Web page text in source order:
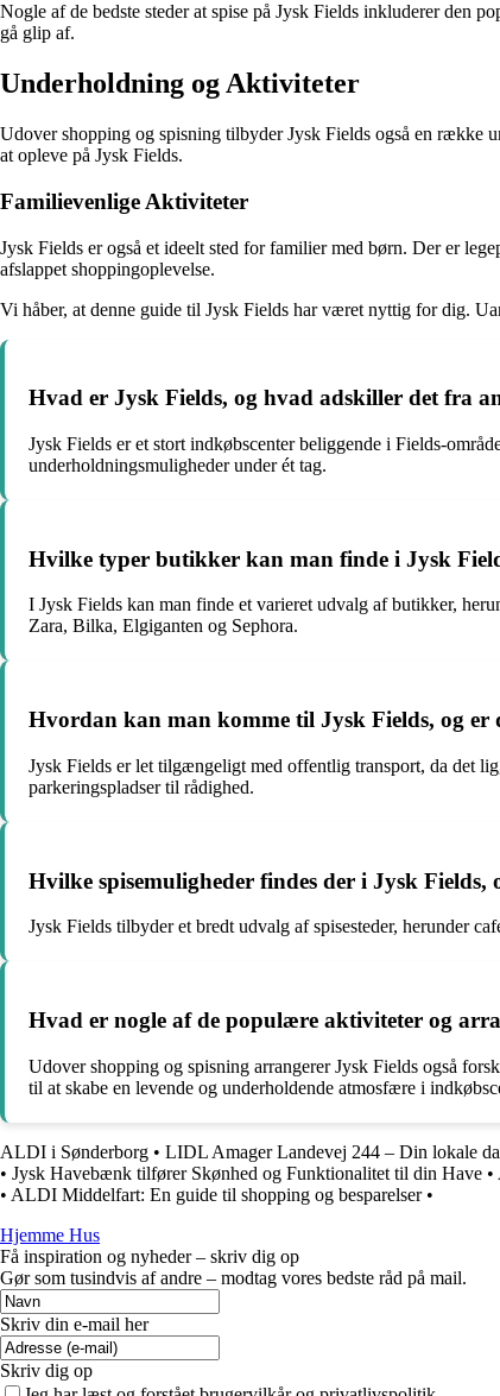
Nogle af de bedste steder at spise på Jysk Fields inkluderer den
gå glip af.
Underholdning og Aktiviteter
Udover shopping og spisning tilbyder Jysk Fields også en række
at opleve på Jysk Fields.
Familievenlige Aktiviteter
Jysk Fields er også et ideelt sted for familier med børn. Der er
afslappet shoppingoplevelse.
Vi håber, at denne guide til Jysk Fields har været nyttig for dig.
Hvad er Jysk Fields, og hvad adskiller det fra
Jysk Fields er et stort indkøbscenter beliggende i Fields-
underholdningsmuligheder under ét tag.
Hvilke typer butikker kan man finde i Jysk
I Jysk Fields kan man finde et varieret udvalg af butikker,
Zara, Bilka, Elgiganten og Sephora.
Hvordan kan man komme til Jysk Fields, og er
Jysk Fields er let tilgængeligt med offentlig transport, da det
parkeringspladser til rådighed.
Hvilke spisemuligheder findes der i Jysk Fields,
Jysk Fields tilbyder et bredt udvalg af spisesteder, herunder
Hvad er nogle af de populære aktiviteter og
Udover shopping og spisning arrangerer Jysk Fields også
til at skabe en levende og underholdende atmosfære i
ALDI i Sønderborg • LIDL Amager Landevej 244 – Din lokale
• Jysk Havebænk tilfører Skønhed og Funktionalitet til din Have •
• ALDI Middelfart: En guide til shopping og besparelser•
Hjemme Hus
Få inspiration og nyheder – skriv dig op
Gør som tusindvis af andre – modtag vores bedste råd på mail.
Skriv din e-mail her
Skriv dig op